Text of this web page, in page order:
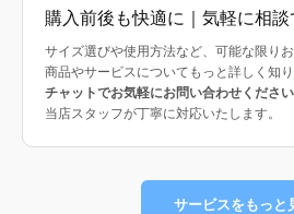
購入前後も快適に｜気軽に相談
サイズ選びや使用方法など、可能な限りお
商品やサービスについてもっと詳しく知り
チャットでお気軽にお問い合わせください
当店スタッフが丁寧に対応いたします。
サービスをもっと